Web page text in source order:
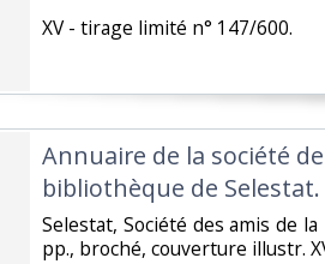
‎XV - tirage limité n° 147/600.‎
‎Annuaire de la société
bibliothèque de Selestat. ‎
‎Selestat, Société des amis de
pp., broché, couverture illustr.